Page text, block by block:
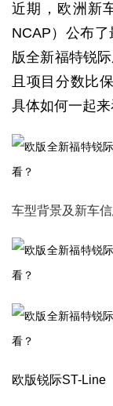
近期，欧洲新
NCAP）公布
版全新福特锐
且项目分数比
具体如何一起来
车型背景及新车信
欧版锐际ST-Line